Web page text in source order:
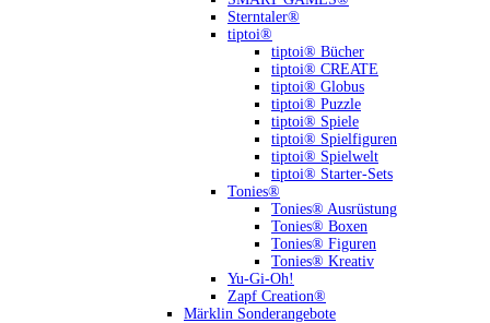
Sterntaler®
tiptoi®
tiptoi® Bücher
tiptoi® CREATE
tiptoi® Globus
tiptoi® Puzzle
tiptoi® Spiele
tiptoi® Spielfiguren
tiptoi® Spielwelt
tiptoi® Starter-Sets
Tonies®
Tonies® Ausrüstung
Tonies® Boxen
Tonies® Figuren
Tonies® Kreativ
Yu-Gi-Oh!
Zapf Creation®
Märklin Sonderangebote